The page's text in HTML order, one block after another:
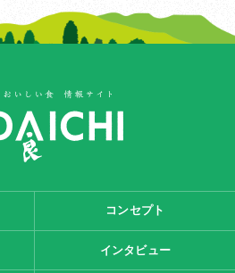
コンセプト
インタビュー